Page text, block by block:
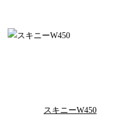
スキニーW450